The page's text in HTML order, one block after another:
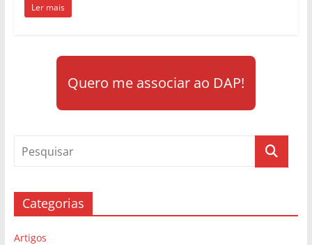
Ler mais
Quero me associar ao DAP!
Categorias
Artigos